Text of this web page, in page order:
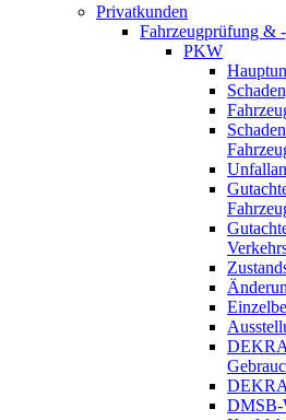
Privatkunden
Fahrzeugprüfung &
PKW
DEKRA
DMSB-